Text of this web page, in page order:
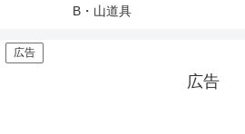
B・山道具
広告
広告